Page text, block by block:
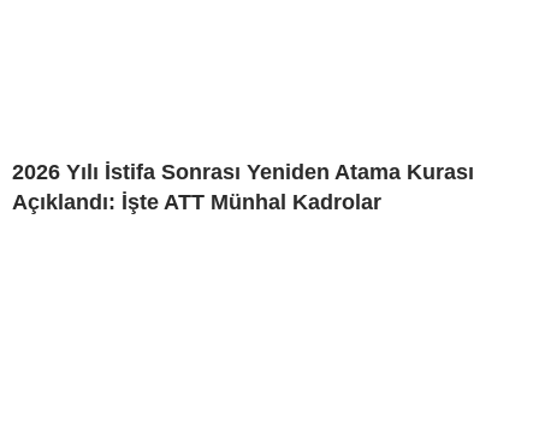
2026 Yılı İstifa Sonrası Yeniden Atama Kurası
Açıklandı: İşte ATT Münhal Kadrolar